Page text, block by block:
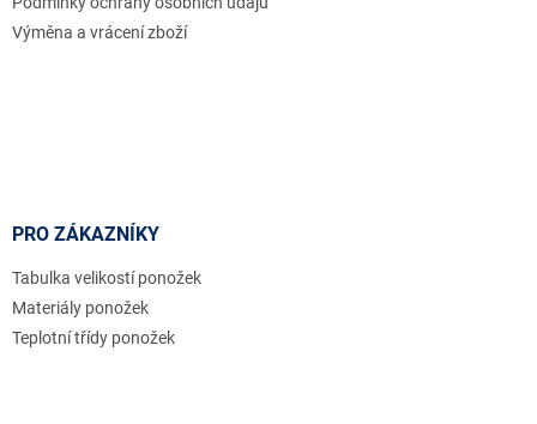
Výměna a vrácení zboží
PRO ZÁKAZNÍKY
Tabulka velikostí ponožek
Materiály ponožek
Teplotní třídy ponožek